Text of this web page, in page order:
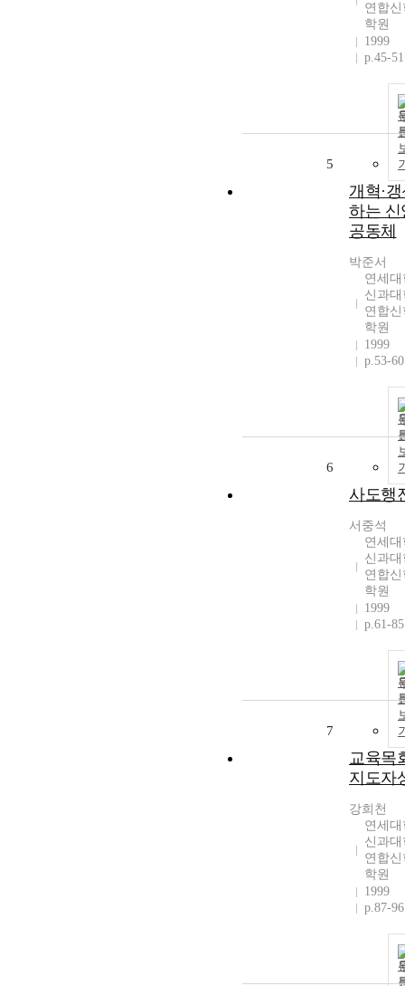
연합
학원
1999
p.45-51
5
개혁·
하는 신
공동체
박준서
연세
신과대
연합
학원
1999
p.53-60
6
사도행
서중석
연세
신과대
연합
학원
1999
p.61-85
7
교육목
지도자
강희천
연세
신과대
연합
학원
1999
p.87-96